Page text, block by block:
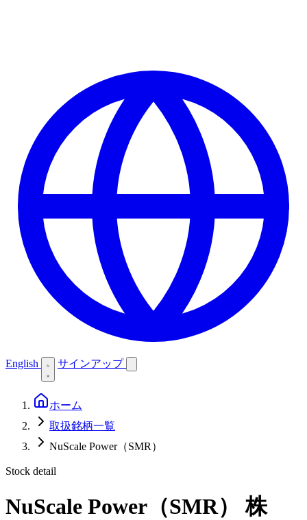
English サインアップ
ホーム
取扱銘柄一覧
NuScale Power（SMR）
Stock detail
NuScale Power（SMR）
株